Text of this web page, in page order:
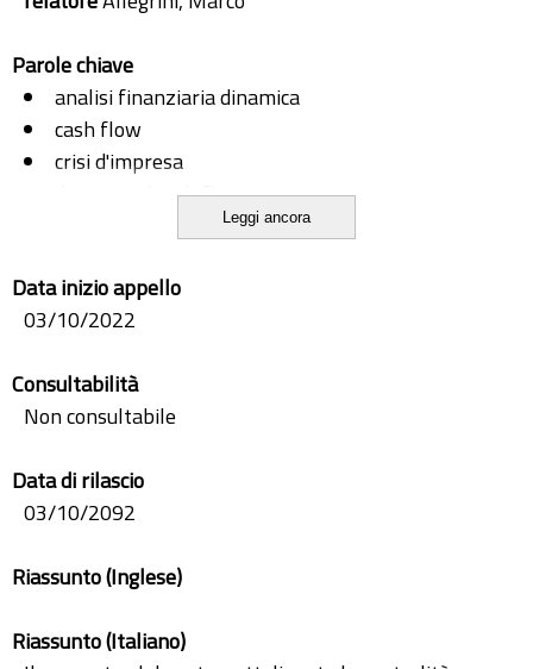
Parole chiave
analisi finanziaria dinamica
cash flow
crisi d'impresa
discounted cash flow
IAS 7
leasing
rendiconto finanziario
Leggi ancora
Data inizio appello
03/10/2022
Consultabilità
Non consultabile
Data di rilascio
03/10/2092
Riassunto (Inglese)
Riassunto (Italiano)